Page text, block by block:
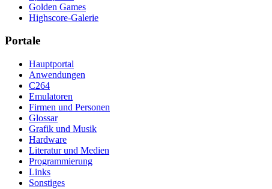
Golden Games
Highscore-Galerie
Portale
Hauptportal
Anwendungen
C264
Emulatoren
Firmen und Personen
Glossar
Grafik und Musik
Hardware
Literatur und Medien
Programmierung
Links
Sonstiges